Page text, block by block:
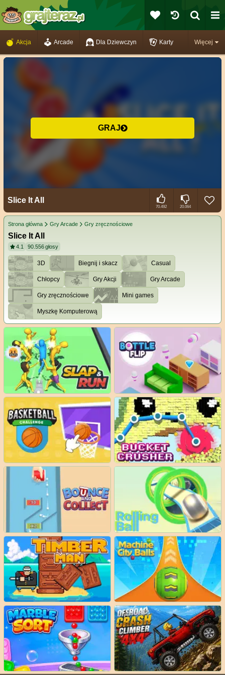
Więcej
Akcja Arcade Dla Dziewczyn Karty
GRAJ
Slice It All
70.492 20.064
Strona główna Gry Arcade Gry zręcznościowe
Slice It All
4.1 90.556głosy
3D Biegnij i skacz Casual
Chłopcy Gry Akcji Gry Arcade
Gry zręcznościowe Mini games
Myszkę Komputerową